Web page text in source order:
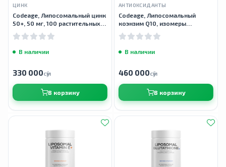
ЦИНК
Codeage, Липосомальный цинк
50+, 50 мг, 100 растительных
В наличии
330 000сӯм
В корзину
АНТИОКСИДАНТЫ
Codeage, Липосомальный
коэнзим Q10, изомеры
усвоение, 60 капсул
В наличии
460 000сӯм
В корзину